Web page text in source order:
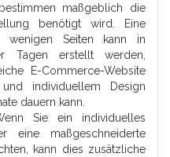
maßgeblich die
benötigt wird. Eine
wenigen Seiten kann in
Tagen erstellt werden,
E-Commerce-Website
individuellem Design
dauern kann.
Sie ein individuelles
eine maßgeschneiderte
kann dies zusätzliche